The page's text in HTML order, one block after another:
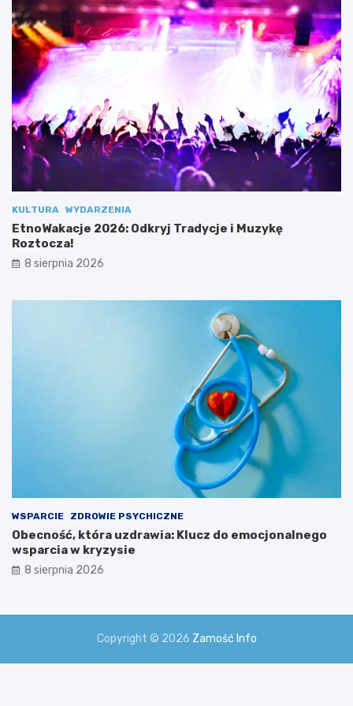
r
z
ł
a
2
.
KULTURA WYDARZENIA
EtnoWakacje 2026: Odkryj Tradycje i Muzykę
Roztocza!
8 sierpnia 2026
WSPARCIE ZDROWIE PSYCHICZNE
Obecność, która uzdrawia: Klucz do emocjonalnego
wsparcia w kryzysie
8 sierpnia 2026
Copyright © 2026 Zamość Info